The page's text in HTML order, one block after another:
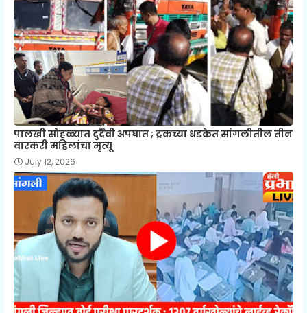
पालखी सोहळ्यात दुर्दैवी अपघात ; ट्रकच्या धडकेत सांगलीतील तीन
वारकरी महिलांचा मृत्यू
July 12, 2026